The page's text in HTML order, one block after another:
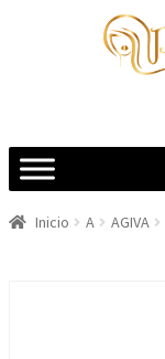
Inicio A AGIVA